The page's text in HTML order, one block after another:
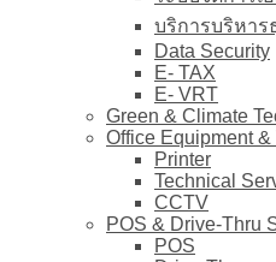
บริการบริหาร
Data Security
E- TAX
E- VRT
Green & Climate
Office Equipment &
Printer
Technical
CCTV
POS & Drive-Thru
POS